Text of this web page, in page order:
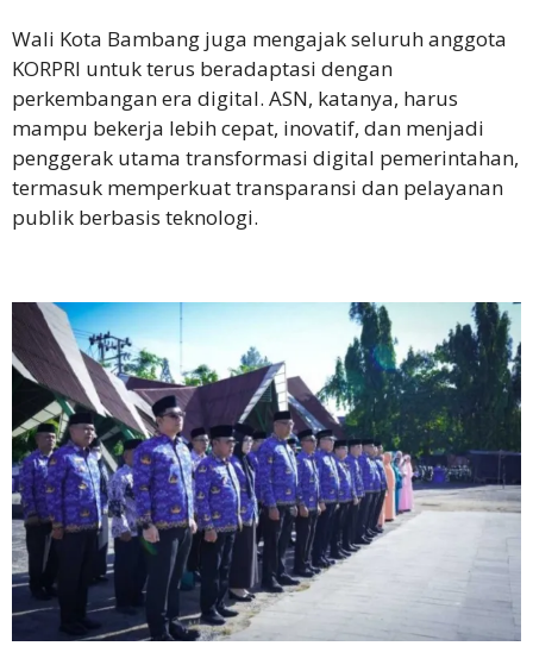
Wali Kota Bambang juga mengajak seluruh anggota
KORPRI untuk terus beradaptasi dengan
perkembangan era digital. ASN, katanya, harus
mampu bekerja lebih cepat, inovatif, dan menjadi
penggerak utama transformasi digital pemerintahan,
termasuk memperkuat transparansi dan pelayanan
publik berbasis teknologi.